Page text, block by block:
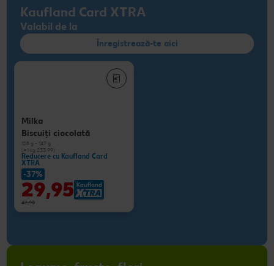
Kaufland Card XTRA
Valabil de la
Înregistrează-te aici
Milka
Biscuiţi ciocolată
128 g - 147 g
(=1 kg 233.99)
Reducere cu Kaufland Card
XTRA
-37%
29,95
47,90